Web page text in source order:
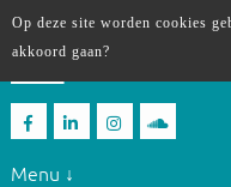
Menu ↓
Op deze site worden cookies
akkoord gaan?